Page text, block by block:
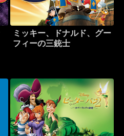
ミッキー、ドナルド、グー
フィーの三銃士